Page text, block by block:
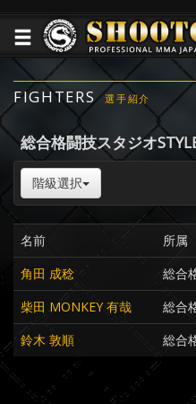
FIGHTERS 選手紹介
総合格闘技スタジオ
階級選択
名前 所属
角田 成稔
総合
柴田 MONKEY 有哉
総合
鈴木 敦順
総合